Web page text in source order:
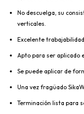
No descuelga, su
verticales.
Excelente trabajabilidad.
Apto para ser aplicado
Se puede aplicar de
Una vez fragüado
Terminación lista para